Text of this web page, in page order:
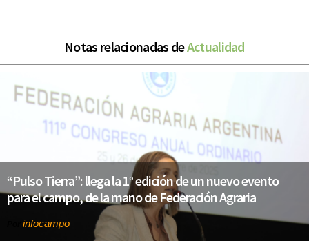
Notas relacionadas deActualidad
“Pulso Tierra”: llega la 1° edición de un nuevo evento
para el campo, de la mano de Federación Agraria
infocampo